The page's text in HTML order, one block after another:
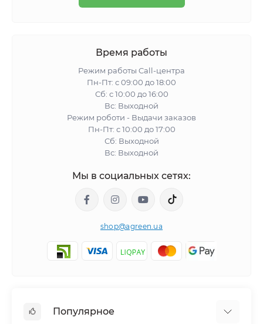
Время работы
Режим работы Call-центра
Пн-Пт: с 09:00 до 18:00
Сб: с 10:00 до 16:00
Вс: Выходной
Режим роботи - Выдачи заказов
Пн-Пт: с 10:00 до 17:00
Сб: Выходной
Вс: Выходной
Мы в социальных сетях:
shop@agreen.ua
Популярное